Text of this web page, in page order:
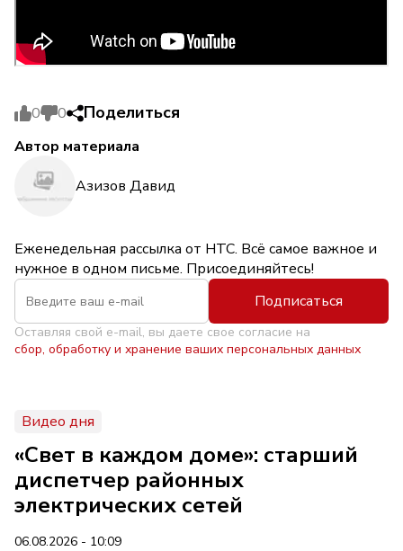
0 0 Поделиться
Автор материала
Азизов Давид
Еженедельная рассылка от НТС. Всё самое важное и
нужное в одном письме. Присоединяйтесь!
Подписаться
Оставляя свой e-mail, вы даете свое согласие на
сбор, обработку и хранение ваших персональных данных
Видео дня
«Свет в каждом доме»: старший
диспетчер районных
электрических сетей
06.08.2026 - 10:09